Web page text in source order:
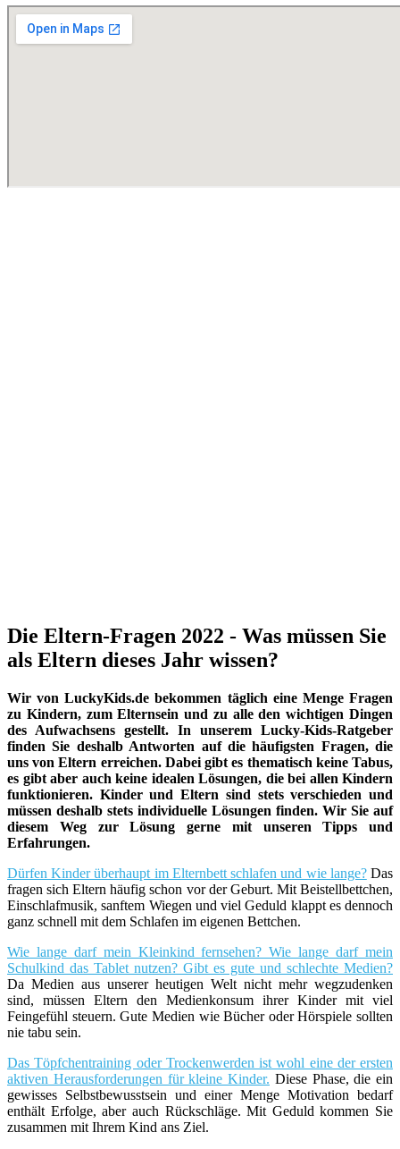
Die Eltern-Fragen 2022 - Was müssen Sie
als Eltern dieses Jahr wissen?
Wir von LuckyKids.de bekommen täglich eine Menge Fragen
zu Kindern, zum Elternsein und zu alle den wichtigen Dingen
des Aufwachsens gestellt. In unserem Lucky-Kids-Ratgeber
finden Sie deshalb Antworten auf die häufigsten Fragen, die
uns von Eltern erreichen. Dabei gibt es thematisch keine Tabus,
es gibt aber auch keine idealen Lösungen, die bei allen Kindern
funktionieren. Kinder und Eltern sind stets verschieden und
müssen deshalb stets individuelle Lösungen finden. Wir Sie auf
diesem Weg zur Lösung gerne mit unseren Tipps und
Erfahrungen.
Dürfen Kinder überhaupt im Elternbett schlafen und wie lange?Das
fragen sich Eltern häufig schon vor der Geburt. Mit Beistellbettchen,
Einschlafmusik, sanftem Wiegen und viel Geduld klappt es dennoch
ganz schnell mit dem Schlafen im eigenen Bettchen.
Wie lange darf mein Kleinkind fernsehen? Wie lange darf mein
Schulkind das Tablet nutzen? Gibt es gute und schlechte Medien?
Da Medien aus unserer heutigen Welt nicht mehr wegzudenken
sind, müssen Eltern den Medienkonsum ihrer Kinder mit viel
Feingefühl steuern. Gute Medien wie Bücher oder Hörspiele sollten
nie tabu sein.
Das Töpfchentraining oder Trockenwerden ist wohl eine der ersten
aktiven Herausforderungen für kleine Kinder. Diese Phase, die ein
gewisses Selbstbewusstsein und einer Menge Motivation bedarf
enthält Erfolge, aber auch Rückschläge. Mit Geduld kommen Sie
zusammen mit Ihrem Kind ans Ziel.